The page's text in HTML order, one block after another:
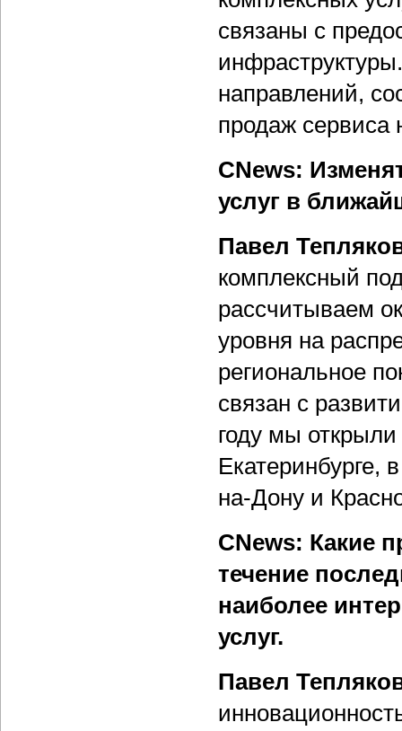
связаны с
направлений,
продаж
CNews:
услуг в
Павел
комплексный
рассчитываем
уровня на
региональное
связан с
году мы
Екатеринбурге,
на-Дону и
CNews: Какие
течение
наиболее
услуг.
Павел